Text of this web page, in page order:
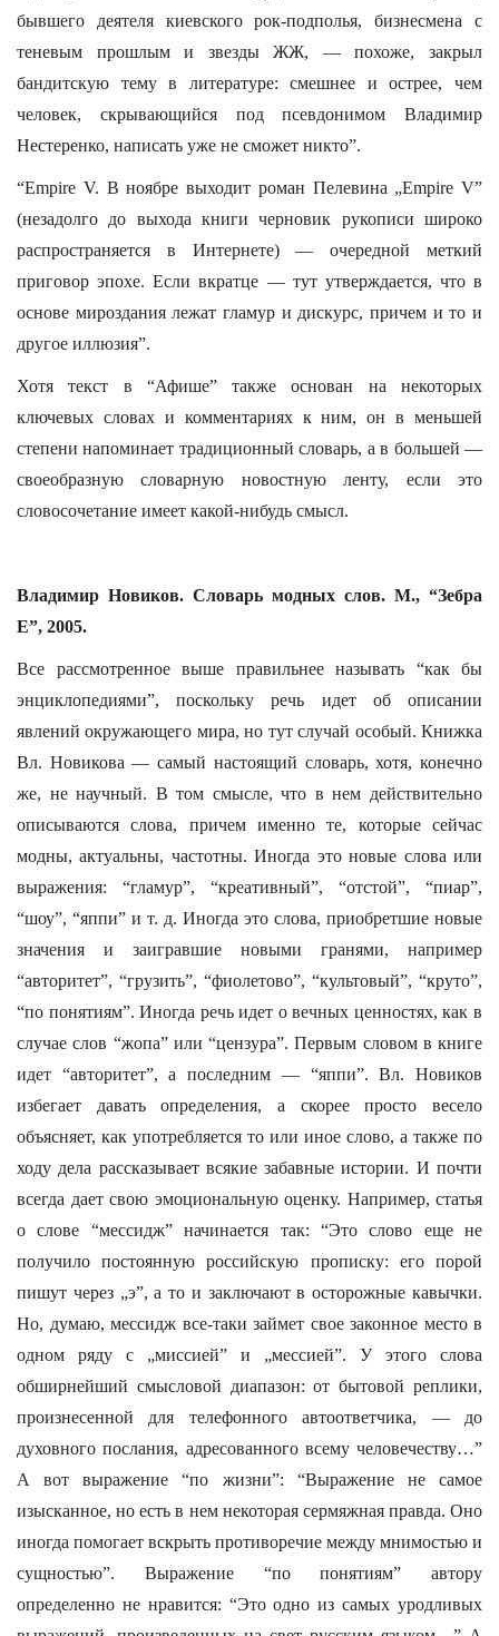
бывшего деятеля киевского рок-подполья, бизнесмена с
теневым прошлым и звезды ЖЖ, — похоже, закрыл
бандитскую тему в литературе: смешнее и острее, чем
человек, скрывающийся под псевдонимом Владимир
Нестеренко, написать уже не сможет никто”.
“Empire V. В ноябре выходит роман Пелевина „Empire V”
(незадолго до выхода книги черновик рукописи широко
распространяется в Интернете) — очередной меткий
приговор эпохе. Если вкратце — тут утверждается, что в
основе мироздания лежат гламур и дискурс, причем и то и
другое иллюзия”.
Хотя текст в “Афише” также основан на некоторых
ключевых словах и комментариях к ним, он в меньшей
степени напоминает традиционный словарь, а в большей —
своеобразную словарную новостную ленту, если это
словосочетание имеет какой-нибудь смысл.
Владимир Новиков. Словарь модных слов. М., “Зебра
Е”, 2005.
Все рассмотренное выше правильнее называть “как бы
энциклопедиями”, поскольку речь идет об описании
явлений окружающего мира, но тут случай особый. Книжка
Вл. Новикова — самый настоящий словарь, хотя, конечно
же, не научный. В том смысле, что в нем действительно
описываются слова, причем именно те, которые сейчас
модны, актуальны, частотны. Иногда это новые слова или
выражения: “гламур”, “креативный”, “отстой”, “пиар”,
“шоу”, “яппи” и т. д. Иногда это слова, приобретшие новые
значения и заигравшие новыми гранями, например
“авторитет”, “грузить”, “фиолетово”, “культовый”, “круто”,
“по понятиям”. Иногда речь идет о вечных ценностях, как в
случае слов “жопа” или “цензура”. Первым словом в книге
идет “авторитет”, а последним — “яппи”. Вл. Новиков
избегает давать определения, а скорее просто весело
объясняет, как употребляется то или иное слово, а также по
ходу дела рассказывает всякие забавные истории. И почти
всегда дает свою эмоциональную оценку. Например, статья
о слове “мессидж” начинается так: “Это слово еще не
получило постоянную российскую прописку: его порой
пишут через „э”, а то и заключают в осторожные кавычки.
Но, думаю, мессидж все-таки займет свое законное место в
одном ряду с „миссией” и „мессией”. У этого слова
обширнейший смысловой диапазон: от бытовой реплики,
произнесенной для телефонного автоответчика, — до
духовного послания, адресованного всему человечеству…”
А вот выражение “по жизни”: “Выражение не самое
изысканное, но есть в нем некоторая сермяжная правда. Оно
иногда помогает вскрыть противоречие между мнимостью и
сущностью”. Выражение “по понятиям” автору
определенно не нравится: “Это одно из самых уродливых